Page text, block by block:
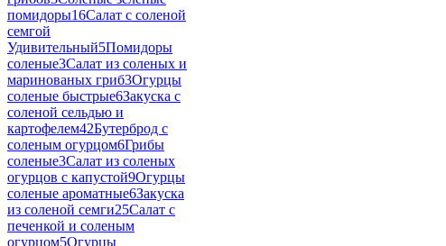
помидоры16Салат с соленой
семгой
Удивительный5Помидоры
соленые3Салат из соленых и
маринованых гриб3Огурцы
соленые быстрые6Закуска с
соленой сельдью и
картофелем42Бутерброд с
соленым огурцом6Грибы
соленые3Салат из соленых
огурцов с капустой9Огурцы
соленые ароматные6Закуска
из соленой семги25Салат с
печенкой и соленым
огурцом5Огурцы